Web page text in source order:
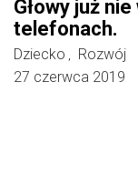
Głowy już
telefonach.
Dziecko
Rozwój
27 czerwca 2019